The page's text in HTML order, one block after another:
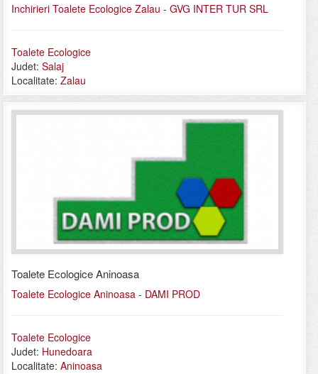
Inchirieri Toalete Ecologice Zalau - GVG INTER TUR SRL
Toalete Ecologice
Judet: Salaj
Localitate: Zalau
Toalete Ecologice Aninoasa
Toalete Ecologice Aninoasa - DAMI PROD
Toalete Ecologice
Judet: Hunedoara
Localitate: Aninoasa